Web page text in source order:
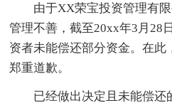
由于XX荣宝投资管理有
管理不善，截至20xx年3月28
资者未能偿还部分资金。在此
郑重道歉。
已经做出决定且未能偿还